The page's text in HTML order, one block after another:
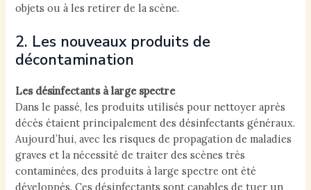
objets ou à les retirer de la scène.
2. Les nouveaux produits de
décontamination
Les désinfectants à large spectre
Dans le passé, les produits utilisés pour nettoyer après
décès étaient principalement des désinfectants généraux.
Aujourd’hui, avec les risques de propagation de maladies
graves et la nécessité de traiter des scènes très
contaminées, des produits à large spectre ont été
développés. Ces désinfectants sont capables de tuer un